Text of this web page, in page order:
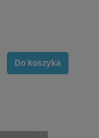
Do koszyka